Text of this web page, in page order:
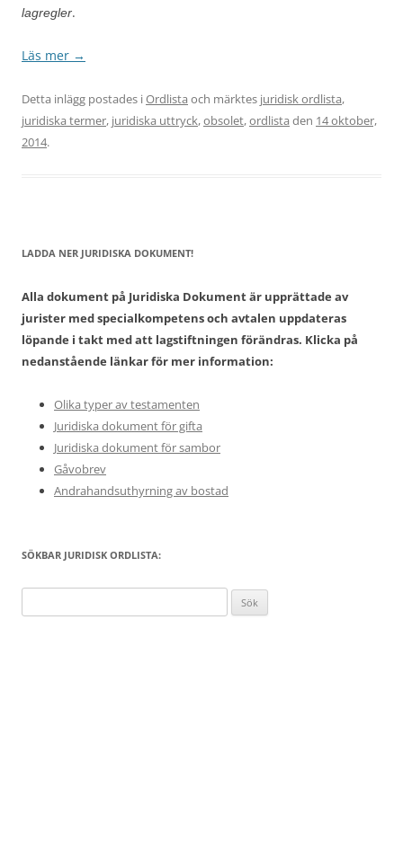
lagregler.
Läs mer →
Detta inlägg postades iOrdlista och märktes juridisk ordlista,
juridiska termer, juridiska uttryck,obsolet,ordlista den 14 oktober,
2014.
LADDA NER JURIDISKA DOKUMENT!
Alla dokument på Juridiska Dokument är upprättade av
jurister med specialkompetens och avtalen uppdateras
löpande i takt med att lagstiftningen förändras. Klicka på
nedanstående länkar för mer information:
Olika typer av testamenten
Juridiska dokument för gifta
Juridiska dokument för sambor
Gåvobrev
Andrahandsuthyrning av bostad
SÖKBAR JURIDISK ORDLISTA:
efter: